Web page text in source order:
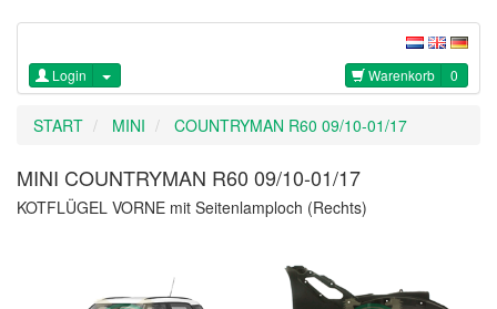
Login Warenkorb 0
START MINI COUNTRYMAN R60 09/10-01/17
MINI COUNTRYMAN R60 09/10-01/17
KOTFLÜGEL VORNE mit Seitenlamploch (Rechts)